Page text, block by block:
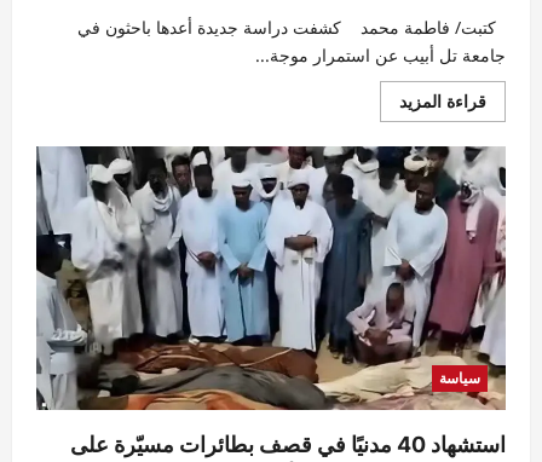
كتبت/ فاطمة محمد كشفت دراسة جديدة أعدها باحثون في
جامعة تل أبيب عن استمرار موجة...
قراءة المزيد
المزيد
موجة
هجرة
تضرب
إسرائيل
وسط
الحرب
…
أكثر
من
268
ألف
إسرائيلي
غادروا
منذ
2023 سياسة
استشهاد 40 مدنيًا في قصف بطائرات مسيّرة على